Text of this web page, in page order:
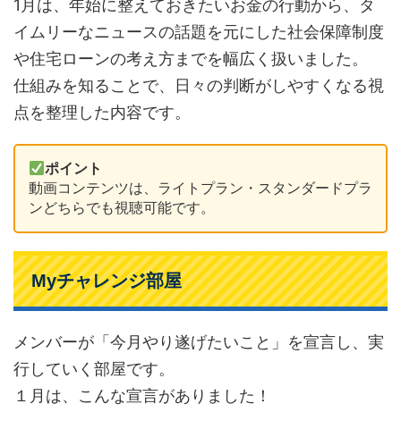
1月は、年始に整えておきたいお金の行動から、タ
イムリーなニュースの話題を元にした社会保障制度
や住宅ローンの考え方までを幅広く扱いました。
仕組みを知ることで、日々の判断がしやすくなる視
点を整理した内容です。
ポイント
動画コンテンツは、ライトプラン・スタンダードプラ
ンどちらでも視聴可能です。
Myチャレンジ部屋
メンバーが「今月やり遂げたいこと」を宣言し、実
行していく部屋です。
１月は、こんな宣言がありました！